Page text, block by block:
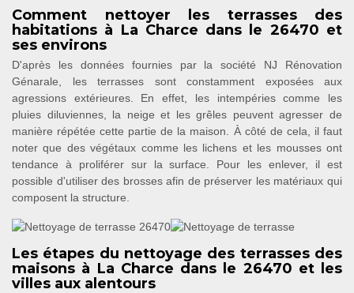
Comment nettoyer les terrasses des
habitations à La Charce dans le 26470 et
ses environs
D'après les données fournies par la société NJ Rénovation
Génarale, les terrasses sont constamment exposées aux
agressions extérieures. En effet, les intempéries comme les
pluies diluviennes, la neige et les grêles peuvent agresser de
manière répétée cette partie de la maison. À côté de cela, il faut
noter que des végétaux comme les lichens et les mousses ont
tendance à proliférer sur la surface. Pour les enlever, il est
possible d'utiliser des brosses afin de préserver les matériaux qui
composent la structure.
Les étapes du nettoyage des terrasses des
maisons à La Charce dans le 26470 et les
villes aux alentours